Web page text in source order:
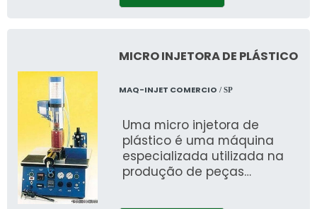
MICRO INJETORA DE PLÁSTICO
MAQ-INJET COMERCIO / SP
Uma micro injetora de
plástico é uma máquina
especializada utilizada na
produção de peças